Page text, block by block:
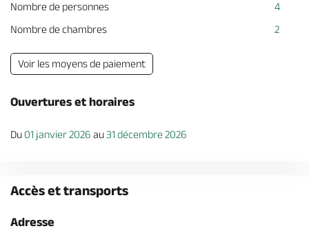
Nombre de personnes
4
Nombre de chambres
2
Voir les moyens de paiement
Ouvertures et horaires
Du 01 janvier 2026 au31 décembre 2026
Accès et transports
Adresse